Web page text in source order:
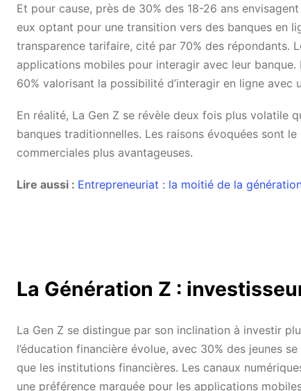
Et pour cause, près de 30% des 18-26 ans
eux optant pour une transition vers des banques en
transparence tarifaire, cité par 70% des répondants.
applications mobiles pour interagir avec leur
60% valorisant la possibilité d’interagir en ligne avec
En réalité, La Gen Z se révèle deux fois plus volatile
banques traditionnelles. Les raisons évoquées sont
commerciales plus avantageuses.
Lire aussi : Entrepreneuriat : la moitié de la
La Génération Z :
La Gen Z se distingue par son inclination à investir
l’éducation financière évolue, avec 30% des jeunes
que les institutions financières. Les canaux
une préférence marquée pour les applications